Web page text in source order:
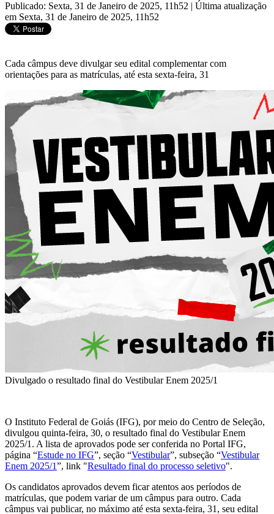
Publicado: Sexta, 31 de Janeiro de 2025, 11h52 | Última atualização
em Sexta, 31 de Janeiro de 2025, 11h52
Cada câmpus deve divulgar seu edital complementar com
orientações para as matrículas, até esta sexta-feira, 31
Divulgado o resultado final do Vestibular Enem 2025/1
O Instituto Federal de Goiás (IFG), por meio do Centro de Seleção,
divulgou quinta-feira, 30, o resultado final do Vestibular Enem
2025/1. A lista de aprovados pode ser conferida no Portal IFG,
página “Estude no IFG”, seção “Vestibular”, subseção “Vestibular
Enem 2025/1”, link "Resultado final do processo seletivo".
Os candidatos aprovados devem ficar atentos aos períodos de
matrículas, que podem variar de um câmpus para outro. Cada
câmpus vai publicar, no máximo até esta sexta-feira, 31, seu edital